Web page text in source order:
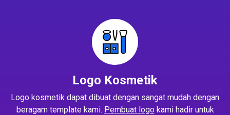
Logo Kosmetik
Logo kosmetik dapat dibuat dengan sangat mudah dengan
beragam template kami. Pembuat logokami hadir untuk